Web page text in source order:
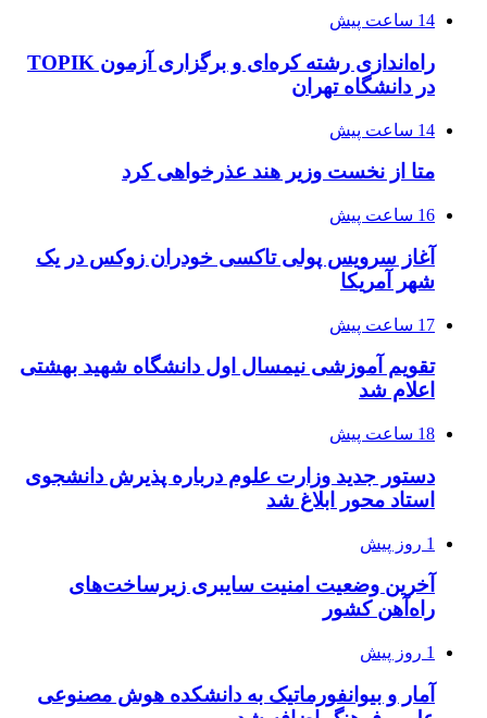
14 ساعت پیش
راه‌اندازی رشته کره‌ای و برگزاری آزمون TOPIK
در دانشگاه تهران
14 ساعت پیش
متا از نخست وزیر هند عذرخواهی کرد
16 ساعت پیش
آغاز سرویس پولی تاکسی خودران زوکس در یک
شهر آمریکا
17 ساعت پیش
تقویم آموزشی نیمسال اول دانشگاه شهید بهشتی
اعلام شد
18 ساعت پیش
دستور جدید وزارت علوم درباره پذیرش دانشجوی
استاد محور ابلاغ شد
1 روز پیش
آخرین وضعیت امنیت سایبری زیرساخت‌های
راه‌آهن کشور
1 روز پیش
آمار و بیوانفورماتیک به دانشکده هوش مصنوعی